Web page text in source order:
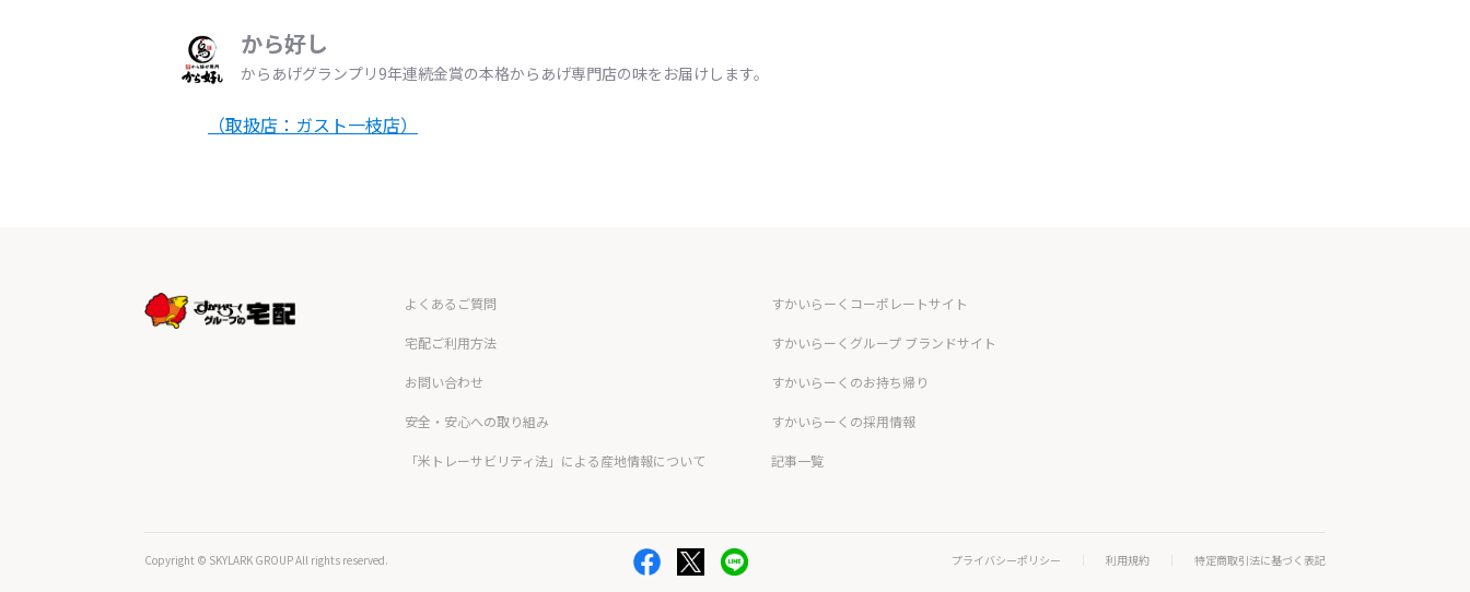
から好し
からあげグランプリ9年連続金賞の本格からあげ専門店の味をお届けします。
（取扱店：ガスト一枝店）
よくあるご質問
宅配ご利用方法
お問い合わせ
安全・安心への取り組み
「米トレーサビリティ法」による産地情報について
すかいらーくコーポレートサイト
すかいらーくグループ ブランドサイト
すかいらーくのお持ち帰り
すかいらーくの採用情報
記事一覧
Copyright © SKYLARK GROUP All rights reserved. プライバシーポリシー 利用規約 特定商取引法に基づく表記